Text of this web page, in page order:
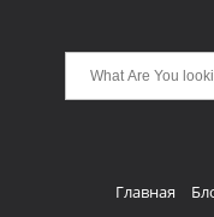
Главная